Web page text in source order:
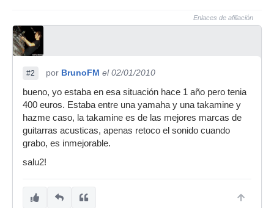
Enlaces de afiliación
#2 por BrunoFM el 02/01/2010
bueno, yo estaba en esa situación hace 1 año pero tenia
400 euros. Estaba entre una yamaha y una takamine y
hazme caso, la takamine es de las mejores marcas de
guitarras acusticas, apenas retoco el sonido cuando
grabo, es inmejorable.
salu2!